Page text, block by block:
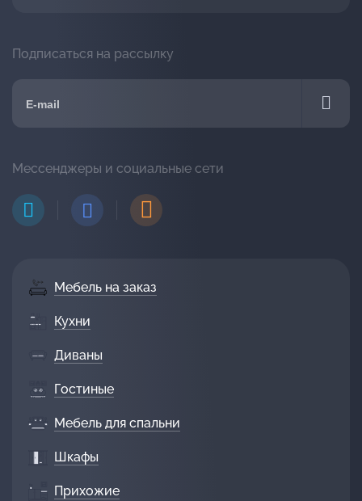
Мебель на заказ
Кухни
Диваны
Гостиные
Мебель для спальни
Шкафы
Прихожие
Подписаться на рассылку
Мессенджеры и социальные сети